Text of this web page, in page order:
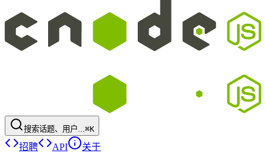
搜索话题、用户...⌘K
招聘 API
关于